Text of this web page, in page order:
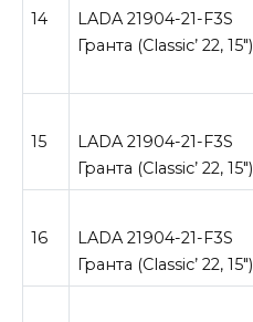
14
LADA 21904-21-F3S
Гранта (Сlassic’ 22, 15″)
15
LADA 21904-21-F3S
Гранта (Сlassic’ 22, 15″)
16
LADA 21904-21-F3S
Гранта (Сlassic’ 22, 15″)